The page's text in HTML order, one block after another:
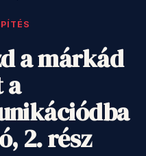
a márkád
a
2. rész